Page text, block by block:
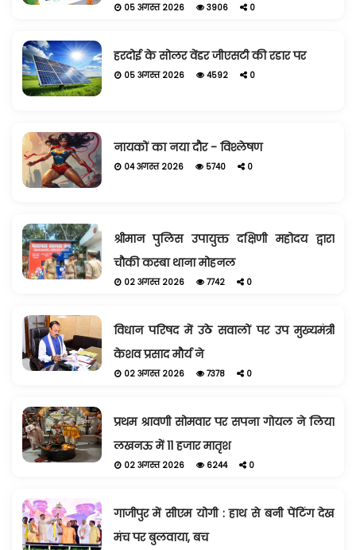
05 अगस्त 2026 3906 0
हरदोई के सोलर वेंडर जीएसटी की रडार पर
05 अगस्त 2026 4592 0
नायकों का नया दौर - विश्लेषण
04 अगस्त 2026 5740 0
श्रीमान पुलिस उपायुक्त दक्षिणी महोदय द्वारा
चौकी कस्बा थाना मोहनल
02 अगस्त 2026 7742 0
विधान परिषद में उठे सवालों पर उप मुख्यमंत्री
केशव प्रसाद मौर्य ने
02 अगस्त 2026 7378 0
प्रथम श्रावणी सोमवार पर सपना गोयल ने लिया
लखनऊ में 11 हजार मातृश
02 अगस्त 2026 6244 0
गाजीपुर में सीएम योगी : हाथ से बनी पेंटिंग देख
मंच पर बुलवाया, बच